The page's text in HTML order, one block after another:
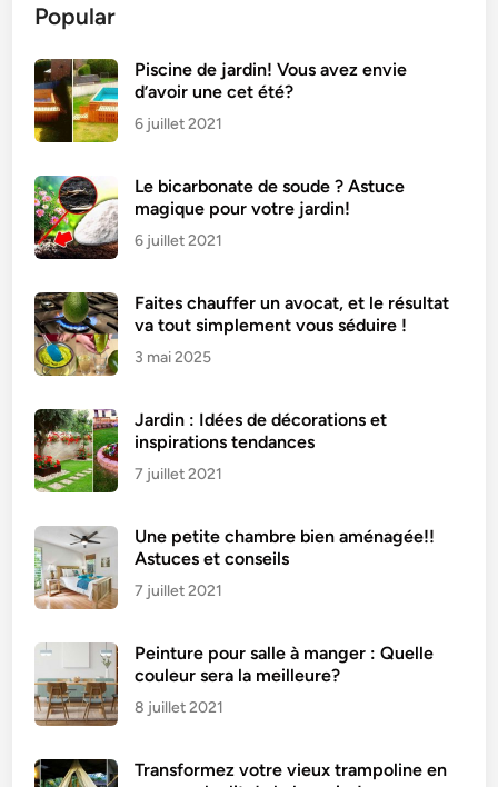
Popular
Piscine de jardin! Vous avez envie
d’avoir une cet été?
6 juillet 2021
Le bicarbonate de soude ? Astuce
magique pour votre jardin!
6 juillet 2021
Faites chauffer un avocat, et le résultat
va tout simplement vous séduire !
3 mai 2025
Jardin : Idées de décorations et
inspirations tendances
7 juillet 2021
Une petite chambre bien aménagée!!
Astuces et conseils
7 juillet 2021
Peinture pour salle à manger : Quelle
couleur sera la meilleure?
8 juillet 2021
Transformez votre vieux trampoline en